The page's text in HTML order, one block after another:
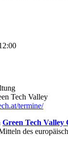
termine/
Green Tech Valley
des